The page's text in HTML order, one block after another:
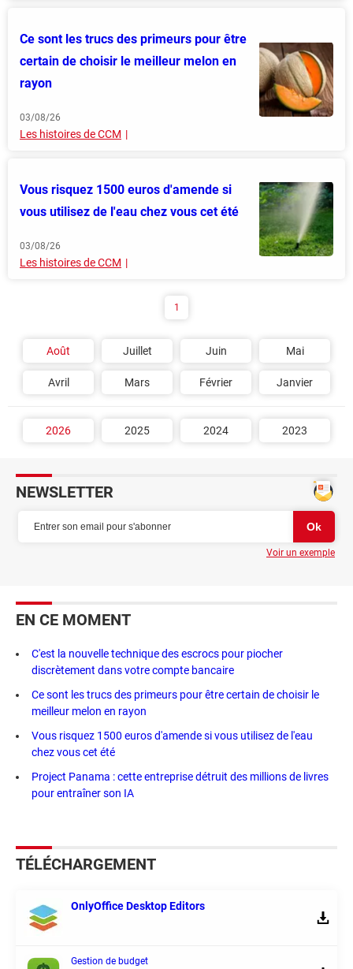
Ce sont les trucs des primeurs pour être
certain de choisir le meilleur melon en
rayon
03/08/26
Les histoires de CCM
Vous risquez 1500 euros d'amende si
vous utilisez de l'eau chez vous cet été
03/08/26
Les histoires de CCM
1
Août Juillet Juin Mai
Avril Mars Février Janvier
2026 2025 2024 2023
NEWSLETTER
Voir un exemple
EN CE MOMENT
C'est la nouvelle technique des escrocs pour piocher
discrètement dans votre compte bancaire
Ce sont les trucs des primeurs pour être certain de choisir le
meilleur melon en rayon
Vous risquez 1500 euros d'amende si vous utilisez de l'eau
chez vous cet été
Project Panama : cette entreprise détruit des millions de livres
pour entraîner son IA
TÉLÉCHARGEMENT
OnlyOffice Desktop Editors
Gestion de budget